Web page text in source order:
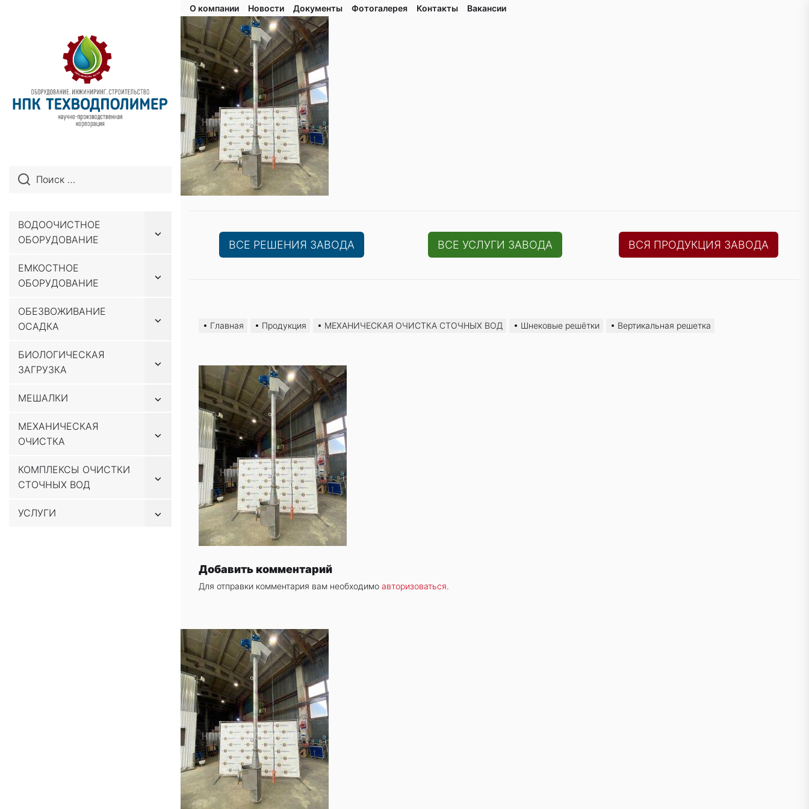
ВСЕ РЕШЕНИЯ ЗАВОДА ВСЕ УСЛУГИ ЗАВОДА ВСЯ ПРОДУКЦИЯ ЗАВОДА
ВОДООЧИСТНОЕ
ОБОРУДОВАНИЕ
Показывать
ЕМКОСТНОЕ
ОБОРУДОВАНИЕ
Показывать
ОБЕЗВОЖИВАНИЕ
ОСАДКА
Показывать
БИОЛОГИЧЕСКАЯ
ЗАГРУЗКА
Показывать
МЕШАЛКИ
Показывать
МЕХАНИЧЕСКАЯ
ОЧИСТКА
Показывать
КОМПЛЕКСЫ ОЧИСТКИ
СТОЧНЫХ ВОД
Показывать
УСЛУГИ
Показывать
Главная Продукция МЕХАНИЧЕСКАЯ ОЧИСТКА СТОЧНЫХ ВОД Шнековые решётки Вертикальная решетка
Добавить комментарий
Для отправки комментария вам необходимо авторизоваться.
О компании Новости Документы Фотогалерея Контaкты Вакaнсии